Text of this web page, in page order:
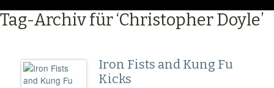
Tag-Archiv für ‘Christopher Doyle’
Iron Fists and Kung Fu
Kicks